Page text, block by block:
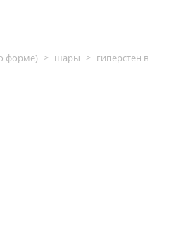
форме) > шары > гиперстен в